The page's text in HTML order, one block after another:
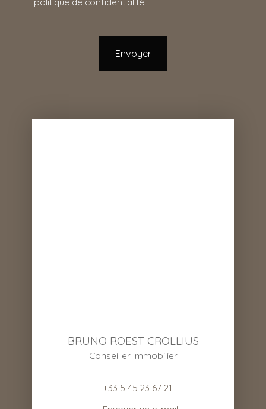
Envoyer
BRUNO ROEST CROLLIUS
Conseiller Immobilier
+33 5 45 23 67 21